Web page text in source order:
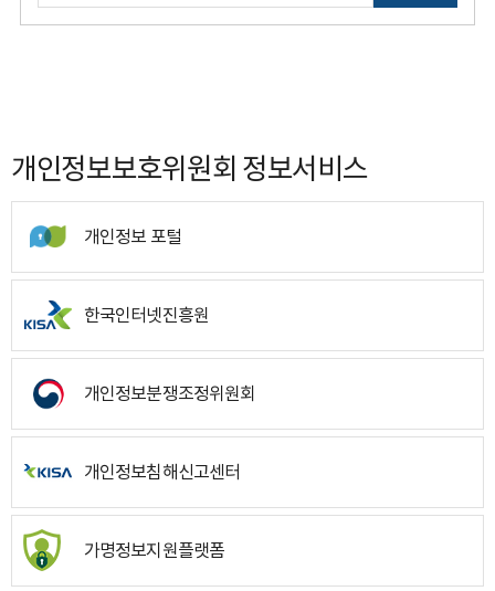
개인정보보호위원회 정보서비스
개인정보 포털
한국인터넷진흥원
개인정보분쟁조정위원회
개인정보침해신고센터
가명정보지원플랫폼